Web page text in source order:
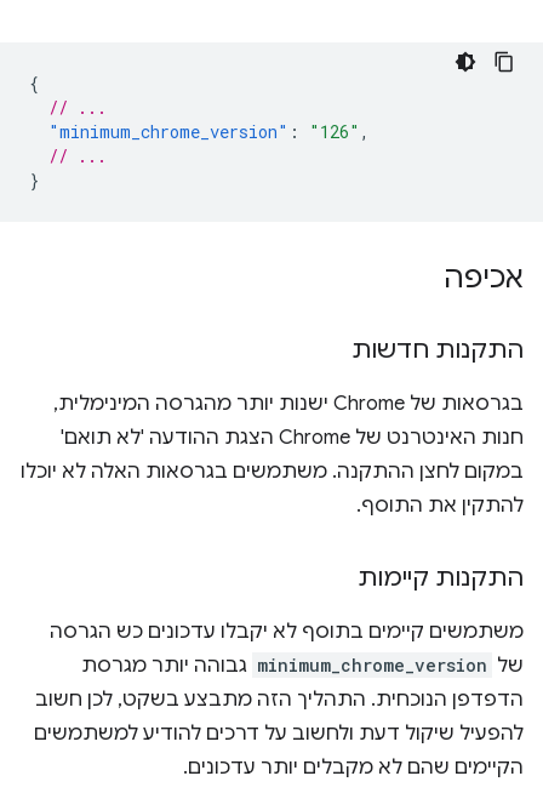
{
// ...
"minimum_chrome_version" : "126" ,
// ...
}
אכיפה
התקנות חדשות
בגרסאות של Chrome ישנות יותר מהגרסה המינימלית,
חנות האינטרנט של Chrome הצגת ההודעה 'לא תואם'
במקום לחצן ההתקנה. משתמשים בגרסאות האלה לא יוכלו
להתקין את התוסף.
התקנות קיימות
משתמשים קיימים בתוסף לא יקבלו עדכונים כש הגרסה
של minimum_chrome_version גבוהה יותר מגרסת
הדפדפן הנוכחית. התהליך הזה מתבצע בשקט, לכן חשוב
להפעיל שיקול דעת ולחשוב על דרכים להודיע למשתמשים
הקיימים שהם לא מקבלים יותר עדכונים.